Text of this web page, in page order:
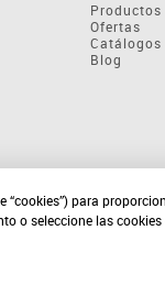
Productos
Ofertas
Catálogos
Blog
para
o seleccione las